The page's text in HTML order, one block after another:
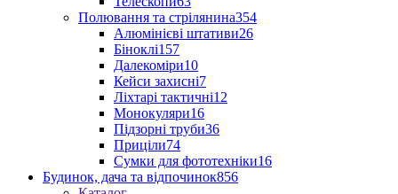
Полювання та стрілянина354
Алюмінієві штативи26
Біноклі157
Далекоміри10
Кейси захисні7
Ліхтарі тактичні12
Монокуляри16
Підзорні труби36
Приціли74
Сумки для фототехніки16
Будинок, дача та відпочинок856